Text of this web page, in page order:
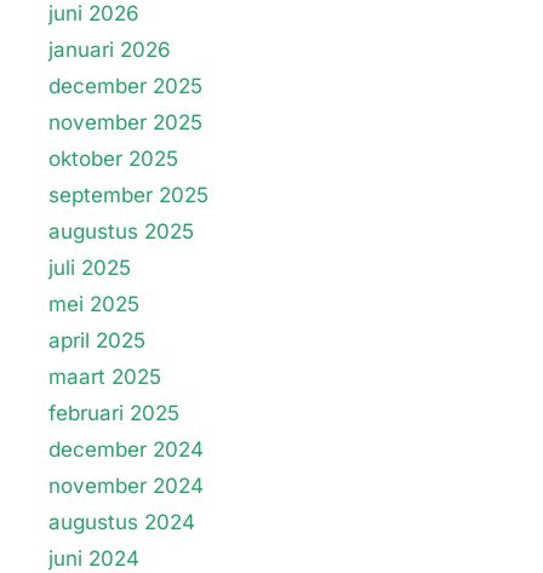
juni 2026
januari 2026
december 2025
november 2025
oktober 2025
september 2025
augustus 2025
juli 2025
mei 2025
april 2025
maart 2025
februari 2025
december 2024
november 2024
augustus 2024
juni 2024